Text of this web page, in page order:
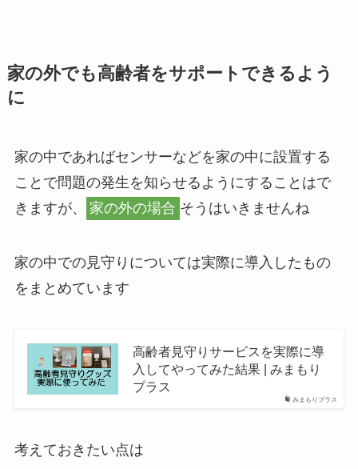
家の外でも高齢者をサポートできるよう
に
家の中であればセンサーなどを家の中に設置する
ことで問題の発生を知らせるようにすることはで
きますが、
家の外の場合 そうはいきませんね
家の中での見守りについては実際に導入したもの
をまとめています
みまもりプラス
高齢者見守りサービスを実際に導
入してやってみた結果 | みまもり
プラス
考えておきたい点は